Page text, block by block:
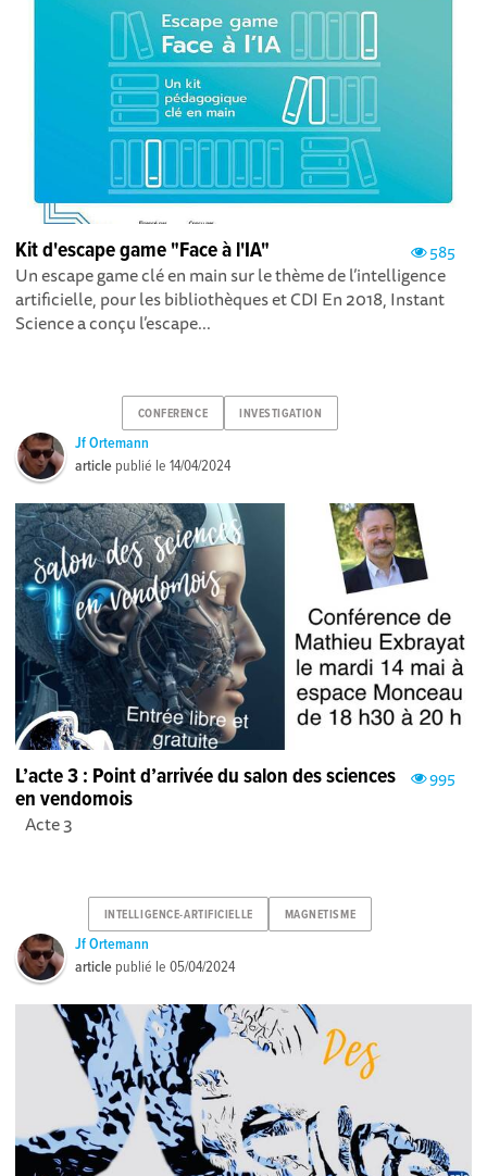
585
Kit d'escape game "Face à l'IA"
Un escape game clé en main sur le thème de l’intelligence
artificielle, pour les bibliothèques et CDI En 2018, Instant
Science a conçu l’escape...
CONFERENCE INVESTIGATION
Jf Ortemann
article publié le14/04/2024
995
L’acte 3 : Point d’arrivée du salon des sciences
en vendomois
Acte 3
INTELLIGENCE-ARTIFICIELLE MAGNETISME
Jf Ortemann
article publié le05/04/2024